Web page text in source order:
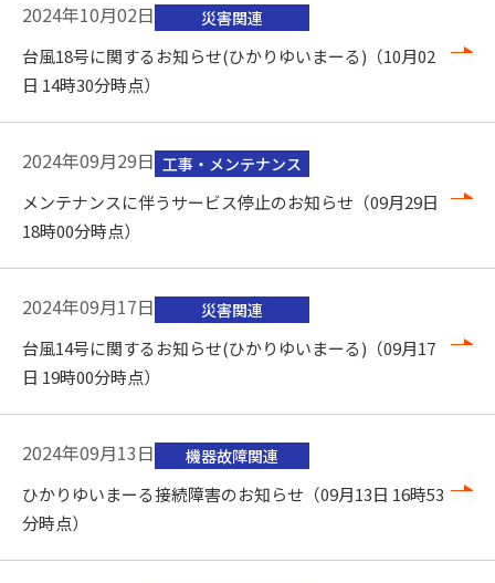
2024年10月02日 災害関連
台風18号に関するお知らせ(ひかりゆいまーる)（10月02
日 14時30分時点）
2024年09月29日 工事・メンテナンス
メンテナンスに伴うサービス停止のお知らせ（09月29日
18時00分時点）
2024年09月17日 災害関連
台風14号に関するお知らせ(ひかりゆいまーる)（09月17
日 19時00分時点）
2024年09月13日 機器故障関連
ひかりゆいまーる接続障害のお知らせ（09月13日 16時53
分時点）